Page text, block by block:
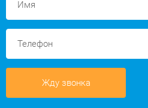
Жду звонка